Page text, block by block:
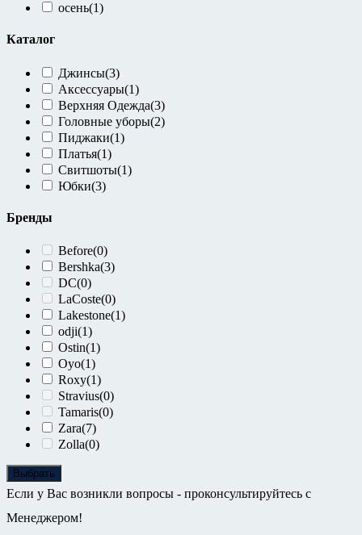
осень(1)
Каталог
Джинсы(3)
Аксессуары(1)
Верхняя Одежда(3)
Головные уборы(2)
Пиджаки(1)
Платья(1)
Свитшоты(1)
Юбки(3)
Бренды
Before(0)
Bershka(3)
DC(0)
LaCoste(0)
Lakestone(1)
odji(1)
Ostin(1)
Oyo(1)
Roxy(1)
Stravius(0)
Tamaris(0)
Zara(7)
Zolla(0)
Выбрать
Если у Вас возникли вопросы - проконсультируйтесь с
Менеджером!